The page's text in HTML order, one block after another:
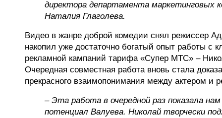
директора департамента маркетинговых
Наталия Глаголева.
Видео в жанре доброй комедии снял режиссер
накопил уже достаточно богатый опыт работы с
рекламной кампаний тарифа «Супер МТС» –
Очередная совместная работа вновь стала
прекрасного взаимопонимания между актером и
– Эта работа в очередной раз показала
потенциал Валуева. Николай творчески